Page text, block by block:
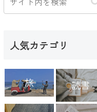
人気カテゴリ
旅 読書